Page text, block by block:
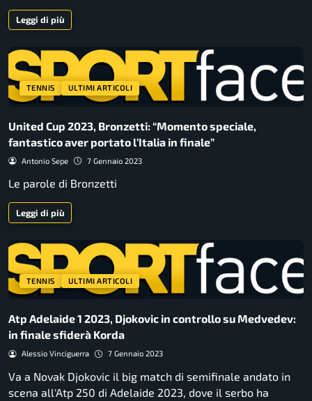
Leggi di più
TENNIS ULTIMI ARTICOLI
United Cup 2023, Bronzetti: “Momento speciale,
fantastico aver portato l’Italia in finale”
Antonio Sepe 7 Gennaio 2023
Le parole di Bronzetti
Leggi di più
TENNIS ULTIMI ARTICOLI
Atp Adelaide 1 2023, Djokovic in controllo su Medvedev:
in finale sfiderà Korda
Alessio Vinciguerra 7 Gennaio 2023
Va a Novak Djokovic il big match di semifinale andato in
scena all'Atp 250 di Adelaide 2023, dove il serbo ha